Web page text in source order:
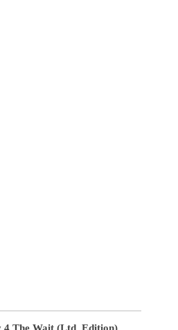
4 The Wait (Ltd. Edition)